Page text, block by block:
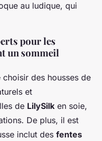
au ludique, qui
pour les
un sommeil
des housses de
et
de LilySilk en soie,
De plus, il est
inclut des fentes